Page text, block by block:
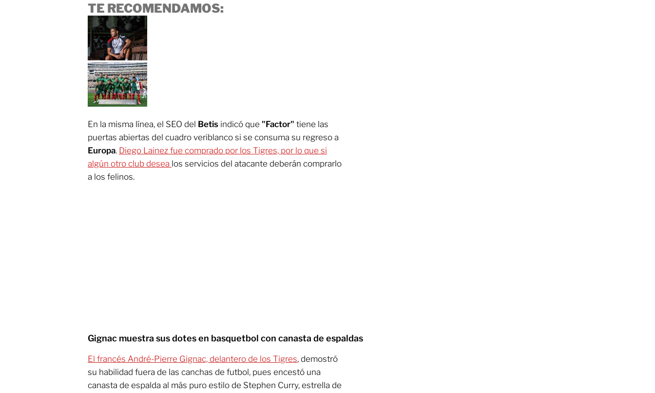
TE RECOMENDAMOS:
En la misma línea, el SEO del Betis indicó que "Factor" tiene las
puertas abiertas del cuadro veriblanco si se consuma su regreso a
Europa. Diego Lainez fue comprado por los Tigres, por lo que si
algún otro club desea los servicios del atacante deberán comprarlo
a los felinos.
Gignac muestra sus dotes en basquetbol con canasta de espaldas
El francés André-Pierre Gignac, delantero de los Tigres, demostró
su habilidad fuera de las canchas de futbol, pues encestó una
canasta de espalda al más puro estilo de Stephen Curry, estrella de